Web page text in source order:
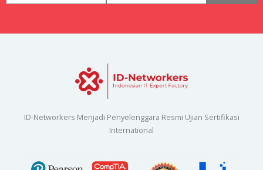
ID-Networkers Menjadi Penyelenggara Resmi Ujian Sertifikasi
International